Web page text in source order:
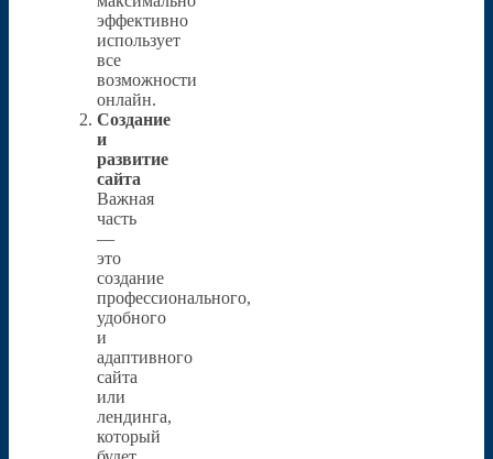
эффективно
использует
все
возможности
онлайн.
Создание
и
развитие
сайта
Важная
часть
—
это
создание
профессионального,
удобного
и
адаптивного
сайта
или
лендинга,
который